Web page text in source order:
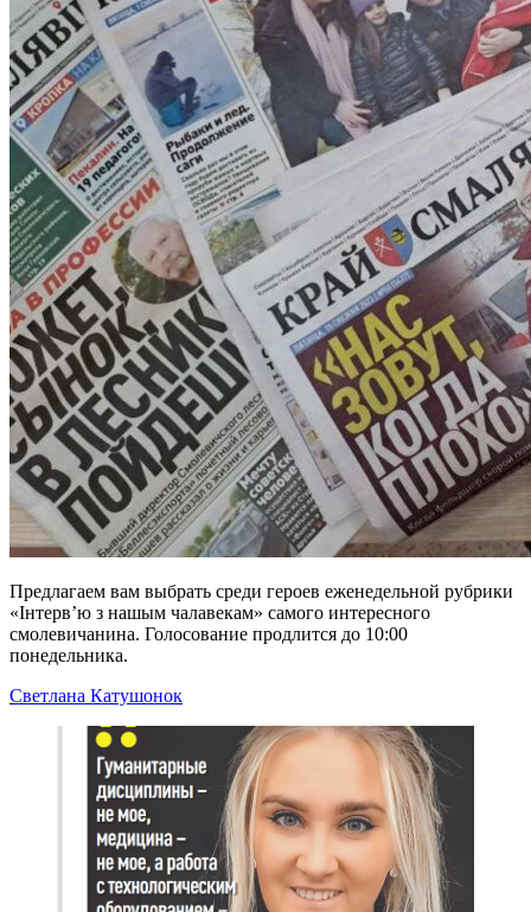
Предлагаем вам выбрать среди героев еженедельной рубрики
«Інтерв’ю з нашым чалавекам» самого интересного
смолевичанина. Голосование продлится до 10:00
понедельника.
Светлана Катушонок